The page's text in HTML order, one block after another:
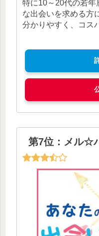
特に10～20代の若
な出会いを求める方
分かりやすく、コス
第7位：メル☆